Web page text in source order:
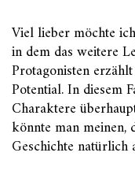
Viel lieber möchte
in dem das weitere
Protagonisten
Potential. In diesem
Charaktere
könnte man meinen,
Geschichte natürlich